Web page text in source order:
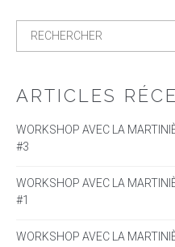
ARTICLES
WORKSHOP AVEC LA
#3
WORKSHOP AVEC LA
#1
WORKSHOP AVEC LA